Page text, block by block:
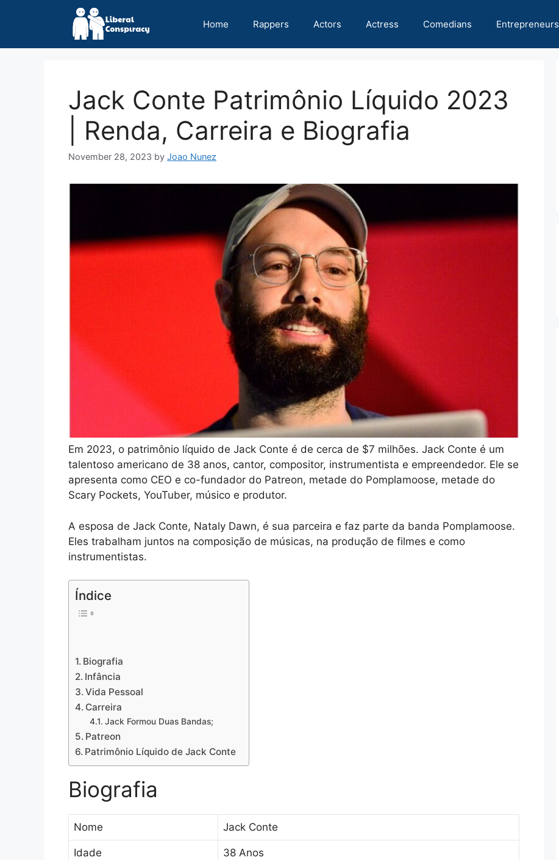
Home Rappers Actors Actress Comedians Entrepreneurs
Jack Conte Patrimônio Líquido 2023
| Renda, Carreira e Biografia
November 28, 2023 by Joao Nunez
Em 2023, o patrimônio líquido de Jack Conte é de cerca de $7 milhões. Jack Conte é um
talentoso americano de 38 anos, cantor, compositor, instrumentista e empreendedor. Ele se
apresenta como CEO e co-fundador do Patreon, metade do Pomplamoose, metade do
Scary Pockets, YouTuber, músico e produtor.
A esposa de Jack Conte, Nataly Dawn, é sua parceira e faz parte da banda Pomplamoose.
Eles trabalham juntos na composição de músicas, na produção de filmes e como
instrumentistas.
Índice
Biografia
Infância
Vida Pessoal
Carreira
Jack Formou Duas Bandas;
Patreon
Patrimônio Líquido de Jack Conte
Biografia
Nome Jack Conte
Idade 38 Anos